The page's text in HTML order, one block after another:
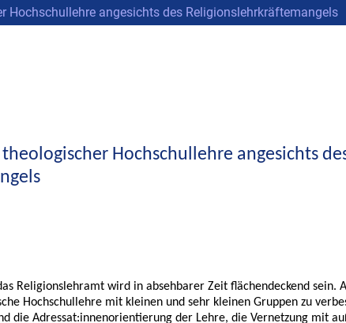
angesichts des Religionslehrkräftemangels